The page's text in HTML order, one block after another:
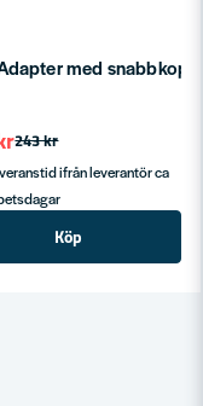
med
243 kr
ifrån leverantör ca
Köp